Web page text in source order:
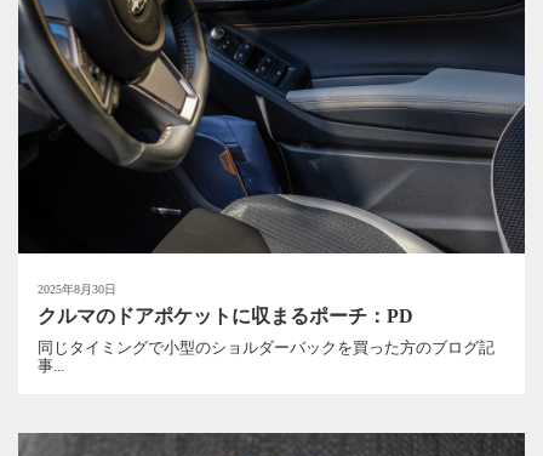
2025年8月30日
クルマのドアポケットに収まるポーチ：PD
同じタイミングで小型のショルダーバックを買った方のブログ記
事...